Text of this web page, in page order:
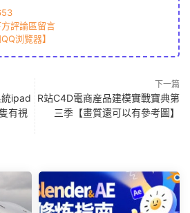
評論區留言
浏覽器】
ipad
有視
下一篇
R站C4D電商産品建模實戰寶典第
三季【畫質還可以有參考圖】